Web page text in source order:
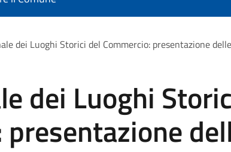
dei Luoghi Storici del Commercio: presentazione
dei Luoghi